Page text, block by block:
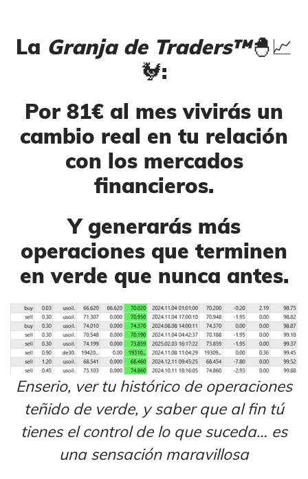
La Granja de Traders™🐣​📈​
🐓:
Por 81€ al mes vivirás un
cambio real en tu relación
con los mercados
financieros.
Y generarás más
operaciones que terminen
en verde que nunca antes.
Enserio, ver tu histórico de operaciones
teñido de verde, y saber que al fin tú
tienes el control de lo que suceda… es
una sensación maravillosa